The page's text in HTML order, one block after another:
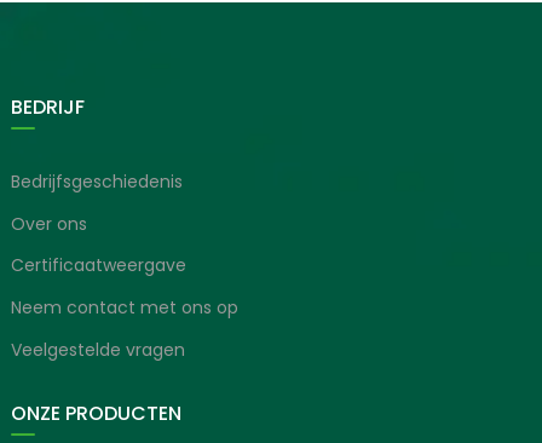
BEDRIJF
Bedrijfsgeschiedenis
Over ons
Certificaatweergave
Neem contact met ons op
Veelgestelde vragen
ONZE PRODUCTEN